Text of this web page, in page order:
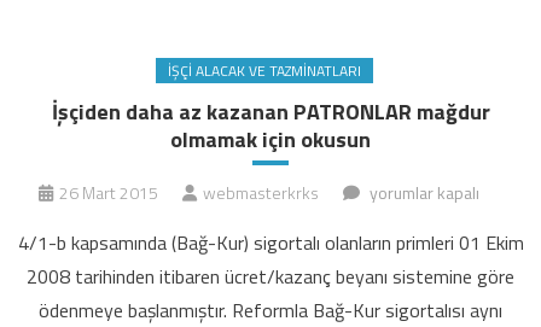
İŞÇI ALACAK VE TAZMINATLARI
İşçiden daha az kazanan PATRONLAR mağdur
olmamak için okusun
26 Mart 2015 webmasterkrks
İşçiden
az
kazanan
PATRONLAR
yorumlar kapalı
4/1-b kapsamında (Bağ-Kur) sigortalı olanların primleri 01 Ekim
2008 tarihinden itibaren ücret/kazanç beyanı sistemine göre
ödenmeye başlanmıştır. Reformla Bağ-Kur sigortalısı aynı